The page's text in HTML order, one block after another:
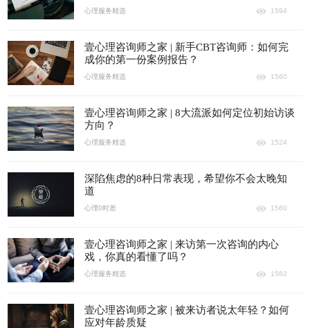
心理服务精选 1594
壹心理咨询师之家 | 新手CBT咨询师：如何完
成你的第一份案例报告？
心理服务精选 1560
壹心理咨询师之家 | 8大流派如何定位初始访谈
方向？
心理服务精选 1524
深陷焦虑的8种日常表现，希望你不会太晚知
道
心理0时差 1560
壹心理咨询师之家 | 来访第一次咨询的内心
戏，你真的看懂了吗？
心理服务精选 1582
壹心理咨询师之家 | 被来访者说太年轻？如何
应对年龄质疑